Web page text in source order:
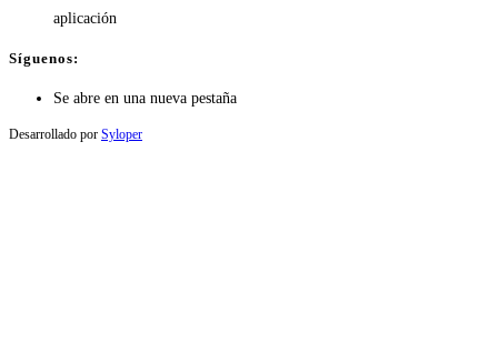
aplicación
Síguenos:
Se abre en una nueva pestaña
Desarrollado por Syloper